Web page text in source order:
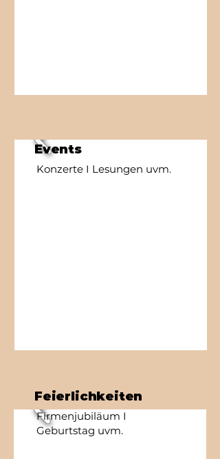
Events
Konzerte I Lesungen uvm.
Feierlichkeiten
Firmenjubiläum I
Geburtstag uvm.